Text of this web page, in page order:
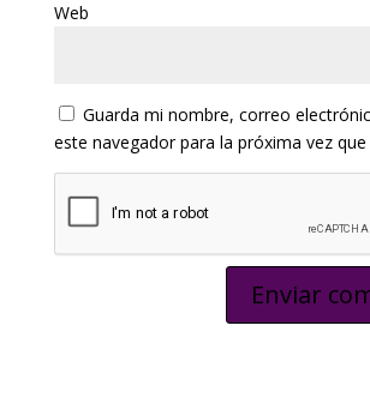
Web
Guarda mi nombre, correo
este navegador para la próxima vez